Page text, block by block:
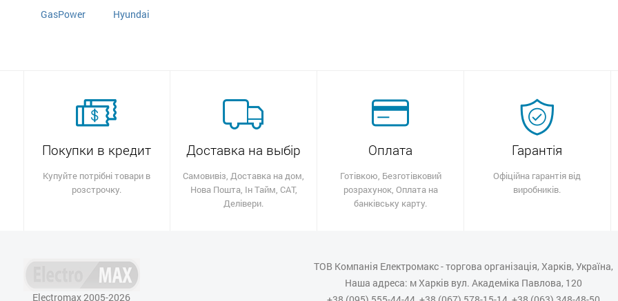
GasPower Hyundai
Покупки в кредит
Купуйте потрібні товари в
розстрочку.
Доставка на выбір
Самовивіз, Доставка на дом,
Нова Пошта, Ін Тайм, САТ,
Делівери.
Оплата
Готівкою, Безготівковий
розрахунок, Оплата на
банківську карту.
Гарантія
Офіційна гарантія від
виробників.
Electromax 2005-2026
ТОВ Компанія Електромакс - торгова організація, Харків, Україна,
Наша адреса: м Харків вул. Академіка Павлова, 120